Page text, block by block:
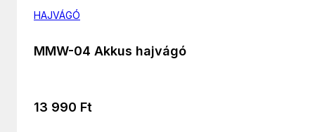
HAJVÁGÓ
MMW-04 Akkus hajvágó
13 990 Ft